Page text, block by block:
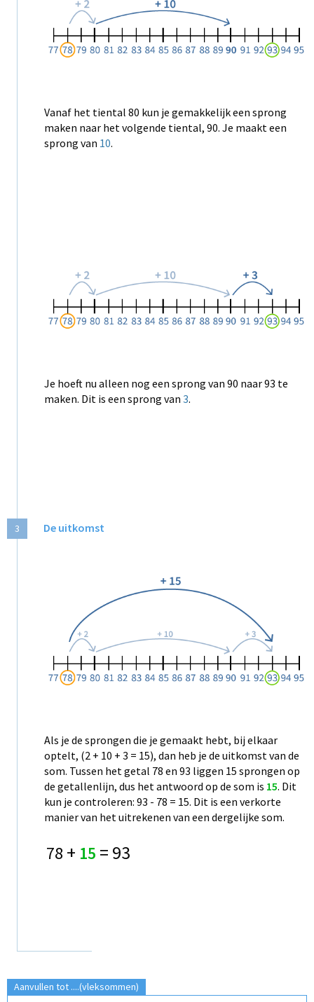
Vanaf het tiental 80 kun je gemakkelijk een sprong
maken naar het volgende tiental, 90. Je maakt een
sprong van 10.
Je hoeft nu alleen nog een sprong van 90 naar 93 te
maken. Dit is een sprong van 3.
3 De uitkomst
Als je de sprongen die je gemaakt hebt, bij elkaar
optelt, (2 + 10 + 3 = 15), dan heb je de uitkomst van de
som. Tussen het getal 78 en 93 liggen 15 sprongen op
de getallenlijn, dus het antwoord op de som is 15. Dit
kun je controleren: 93 - 78 = 15. Dit is een verkorte
manier van het uitrekenen van een dergelijke som.
78 + 15 = 93
Aanvullen tot ....(vleksommen)